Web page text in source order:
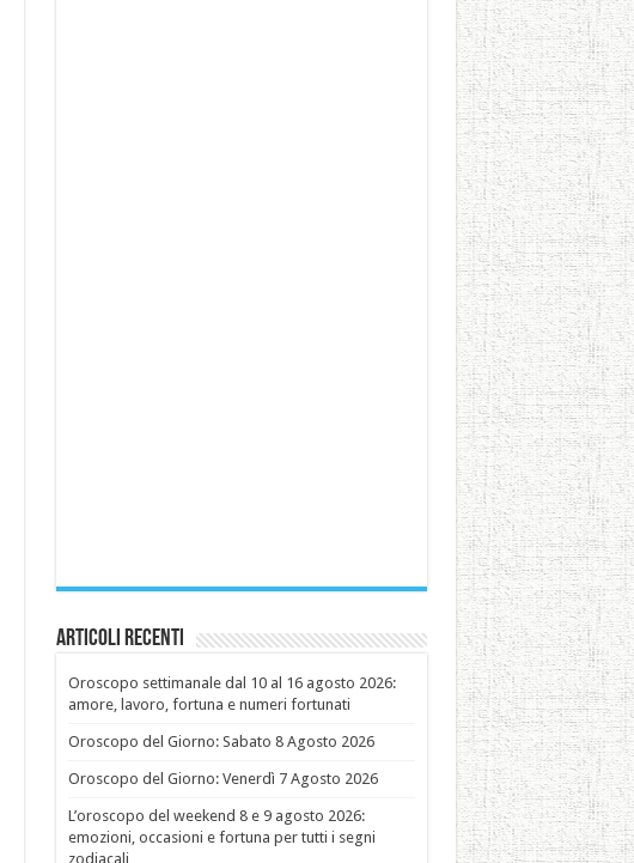
Articoli recenti
Oroscopo settimanale dal 10 al 16 agosto 2026:
amore, lavoro, fortuna e numeri fortunati
Oroscopo del Giorno: Sabato 8 Agosto 2026
Oroscopo del Giorno: Venerdì 7 Agosto 2026
L’oroscopo del weekend 8 e 9 agosto 2026:
emozioni, occasioni e fortuna per tutti i segni
zodiacali